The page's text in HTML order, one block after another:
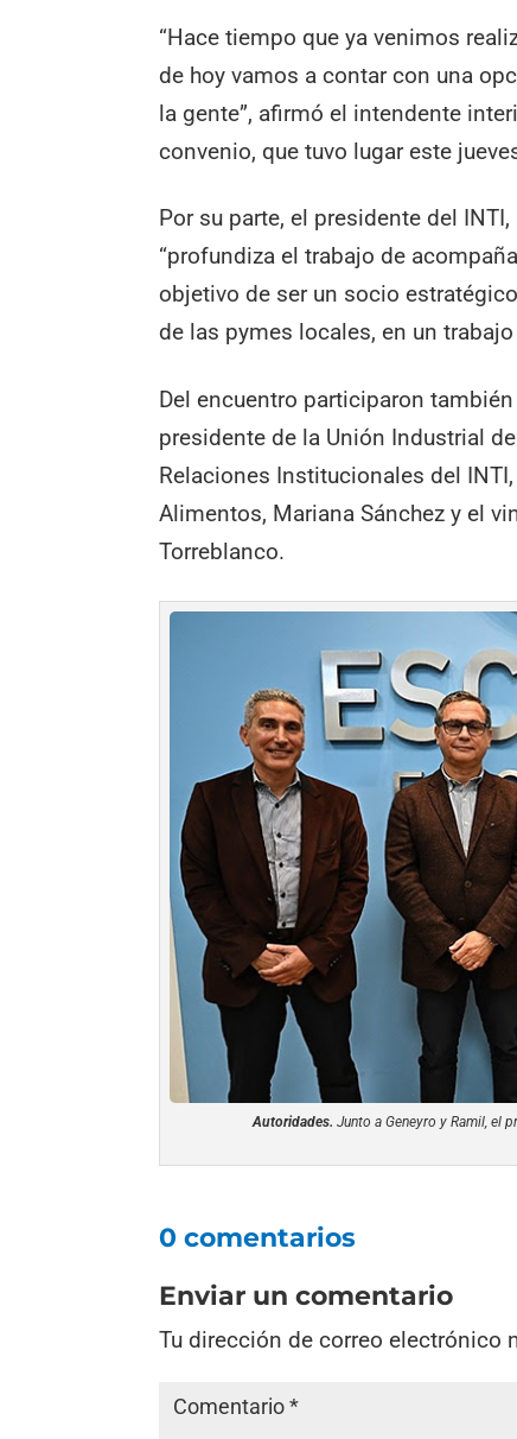
“Hace tiempo que ya venimos
de hoy vamos a contar con una
la gente”, afirmó el intendente
convenio, que tuvo lugar este
Por su parte, el presidente del
“profundiza el trabajo de
objetivo de ser un socio
de las pymes locales, en un
Del encuentro participaron
presidente de la Unión Industrial
Relaciones Institucionales del
Alimentos, Mariana Sánchez y el
Torreblanco.
Autoridades. Junto a Geneyro y Ramil, el
0 comentarios
Enviar un comentario
Tu dirección de correo electrónico